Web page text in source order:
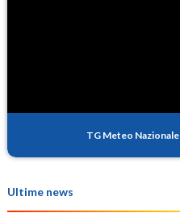
TG Meteo Nazionale
Ultime news